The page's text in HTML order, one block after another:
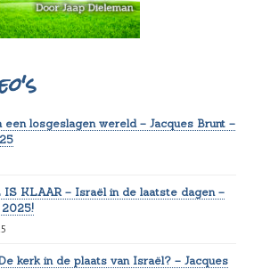
een losgeslagen wereld – Jacques Brunt –
IS KLAAR – Israël in de laatste dagen –
kerk in de plaats van Israël? – Jacques